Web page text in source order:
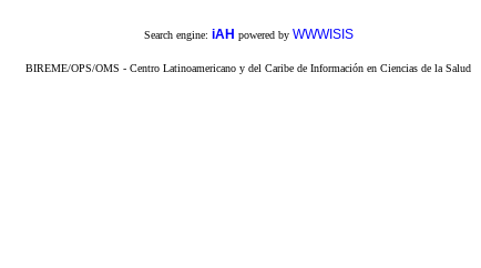
Search engine: iAH powered by WWWISIS
BIREME/OPS/OMS - Centro Latinoamericano y del Caribe de Información en Ciencias de la Salud